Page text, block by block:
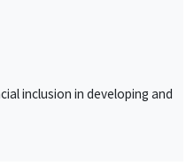
inclusion in developing and